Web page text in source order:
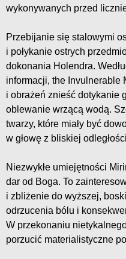
wykonywanych przed
Przebijanie się stalowymi
i połykanie ostrych
dokonania Holendra.
informacji, the Invulnerable
i obrażeń znieść dotykanie
oblewanie wrzącą wodą.
twarzy, które miały być
w głowę z bliskiej
Niezwykłe umiejętności
dar od Boga. To
i zbliżenie do wyższej,
odrzucenia bólu i
W przekonaniu
porzucić materialistyczne